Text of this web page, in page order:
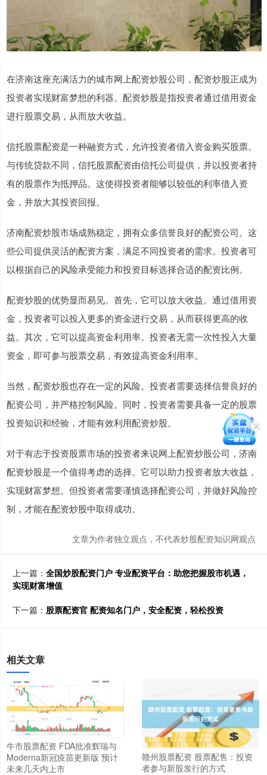
在济南这座充满活力的城市网上配资炒股公司，配资炒股正成为
投资者实现财富梦想的利器。配资炒股是指投资者通过借用资金
进行股票交易，从而放大收益。
信托股票配资是一种融资方式，允许投资者借入资金购买股票。
与传统贷款不同，信托股票配资由信托公司提供，并以投资者持
有的股票作为抵押品。这使得投资者能够以较低的利率借入资
金，并放大其投资回报。
济南配资炒股市场成熟稳定，拥有众多信誉良好的配资公司。这
些公司提供灵活的配资方案，满足不同投资者的需求。投资者可
以根据自己的风险承受能力和投资目标选择合适的配资比例。
配资炒股的优势显而易见。首先，它可以放大收益。通过借用资
金，投资者可以投入更多的资金进行交易，从而获得更高的收
益。其次，它可以提高资金利用率。投资者无需一次性投入大量
资金，即可参与股票交易，有效提高资金利用率。
当然，配资炒股也存在一定的风险。投资者需要选择信誉良好的
配资公司，并严格控制风险。同时，投资者需要具备一定的股票
投资知识和经验，才能有效利用配资炒股。
对于有志于投资股票市场的投资者来说网上配资炒股公司，济南
配资炒股是一个值得考虑的选择。它可以助力投资者放大收益，
实现财富梦想。但投资者需要谨慎选择配资公司，并做好风险控
制，才能在配资炒股中取得成功。
文章为作者独立观点，不代表炒股配资知识网观点
上一篇： 全国炒股配资门户 专业配资平台：助您把握股市机遇，
实现财富增值
下一篇： 股票配资官 配资知名门户，安全配资，轻松投资
相关文章
牛市股票配资 FDA批准辉瑞与
Moderna新冠疫苗更新版 预计
未来几天内上市
赣州股票配资 股票配售：投资
者参与新股发行的方式